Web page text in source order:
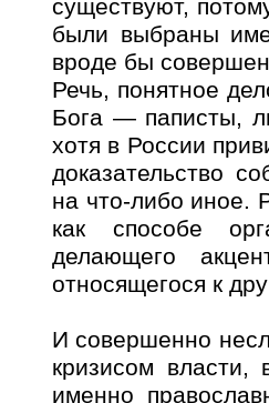
существуют,
были выбраны
вроде бы
Речь, понятное
Бога — паписты,
хотя в России
доказательство
на что-либо иное.
как способе
делающего
относящегося к
И совершенно
кризисом
именно